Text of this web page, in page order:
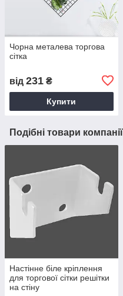
Чорна металева торгова
сітка
від 231 ₴
Купити
Подібні товари компанії
Настінне біле кріплення
для торгової сітки решітки
на стіну